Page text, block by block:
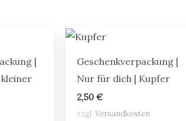
|
Geschenkverpackung |
Nur für dich | Kupfer
2,50 €
zzgl. Versandkosten